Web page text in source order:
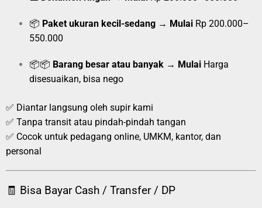
📦 Paket ukuran kecil-sedang → Mulai Rp 200.000–
550.000
📦📦 Barang besar atau banyak → Mulai Harga
disesuaikan, bisa nego
✅ Diantar langsung oleh supir kami
✅ Tanpa transit atau pindah-pindah tangan
✅ Cocok untuk pedagang online, UMKM, kantor, dan
personal
🧾 Bisa Bayar Cash / Transfer / DP